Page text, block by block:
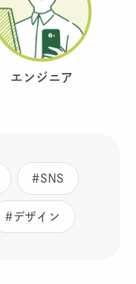
エンジニア
#SNS
#デザイン